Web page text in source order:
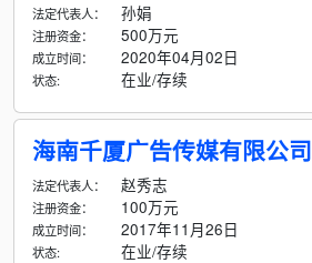
法定代表人： 孙娟
注册资金： 500万元
成立时间： 2020年04月02日
状态: 在业/存续
海南千厦广告传媒有限公司
法定代表人： 赵秀志
注册资金： 100万元
成立时间： 2017年11月26日
状态: 在业/存续